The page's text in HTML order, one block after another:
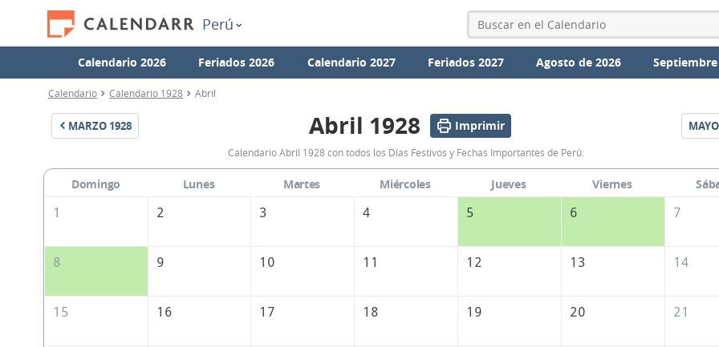
Perú
Calendario 2026 Feriados 2026 Calendario 2027 Feriados 2027 Agosto de 2026
Calendario Calendario 1928 Abril
MARZO 1928
Calendario
Abril
1928
Perú
Abril 1928 Imprimir MAYO
Calendario Abril 1928 con todos los Días Festivos y Fechas Importantes de Perú.
Domingo Lunes Martes Miércoles Jueves Viernes
1
2 3 4 5 6 7
8 9 10 11 12 13 14
15 16 17 18 19 20 21